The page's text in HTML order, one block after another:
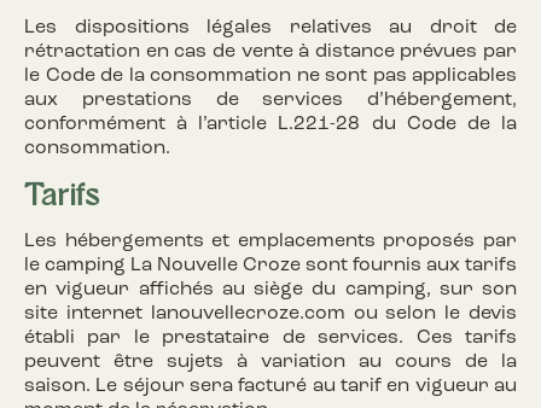
Les dispositions légales relatives au droit de
rétractation en cas de vente à distance prévues par
le Code de la consommation ne sont pas applicables
aux prestations de services d’hébergement,
conformément à l’article L.221-28 du Code de la
consommation.
Tarifs
Les hébergements et emplacements proposés par
le camping La Nouvelle Croze sont fournis aux tarifs
en vigueur affichés au siège du camping, sur son
site internet lanouvellecroze.com ou selon le devis
établi par le prestataire de services. Ces tarifs
peuvent être sujets à variation au cours de la
saison. Le séjour sera facturé au tarif en vigueur au